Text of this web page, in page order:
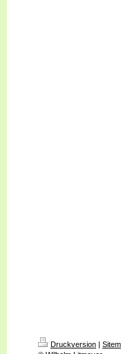
Druckversion |